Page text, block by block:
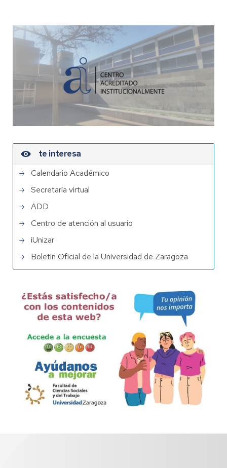
te interesa
Calendario Académico
Secretaría virtual
ADD
Centro de atención al usuario
iUnizar
Boletín Oficial de la Universidad de Zaragoza